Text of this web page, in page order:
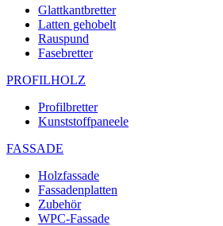
Glattkantbretter
Latten gehobelt
Rauspund
Fasebretter
PROFILHOLZ
Profilbretter
Kunststoffpaneele
FASSADE
Holzfassade
Fassadenplatten
Zubehör
WPC-Fassade